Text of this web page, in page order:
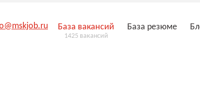
База вакансий
1425 вакансий
База резюме